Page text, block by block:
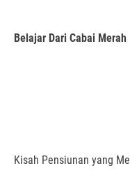
Belajar Dari Cabai Merah
Kisah Pensiunan yang